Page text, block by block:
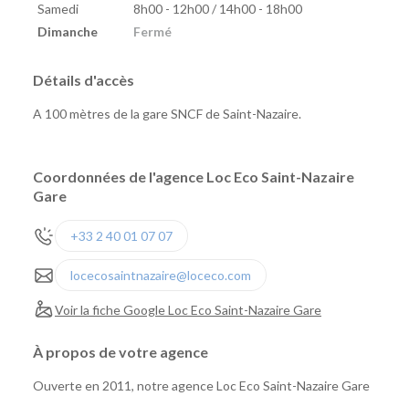
Samedi
8h00 - 12h00 / 14h00 - 18h00
Dimanche
Fermé
Détails d'accès
A 100 mètres de la gare SNCF de Saint-Nazaire.
Coordonnées de l'agence Loc Eco Saint-Nazaire
Gare
+33 2 40 01 07 07
locecosaintnazaire@loceco.com
Voir la fiche Google Loc Eco Saint-Nazaire Gare
À propos de votre agence
Ouverte en 2011, notre agence Loc Eco Saint-Nazaire Gare